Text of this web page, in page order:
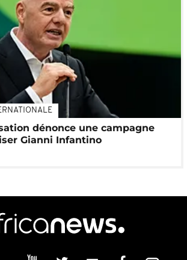
dénonce une campagne
Gianni Infantino